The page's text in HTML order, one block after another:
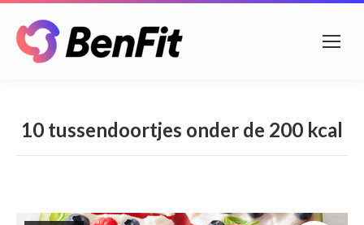
10 tussendoortjes onder de 200 kcal